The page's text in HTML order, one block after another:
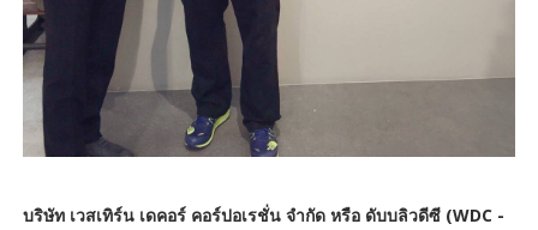
บริษัท เวสเทิร์น เดคอร์ คอร์ปอเรชั่น จำกัด หรือ ดับบลิวดีซี (WDC -